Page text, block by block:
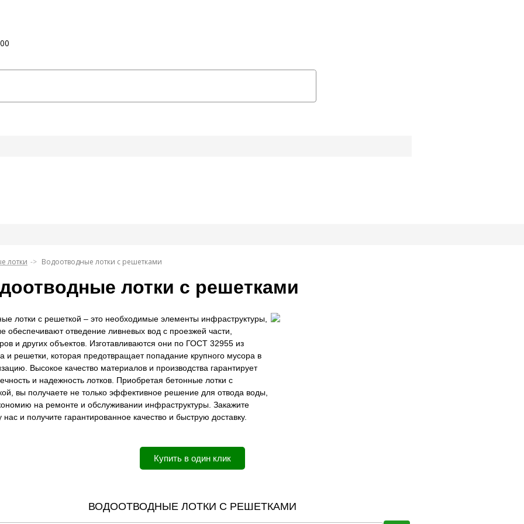
лотки Водоотводные лотки с решетками
лотки с решетками
лотки с решеткой – это необходимые элементы инфраструктуры,
обеспечивают отведение ливневых вод с проезжей части,
и других объектов. Изготавливаются они по ГОСТ 32955 из
и решетки, которая предотвращает попадание крупного мусора в
Высокое качество материалов и производства гарантирует
и надежность лотков. Приобретая бетонные лотки с
вы получаете не только эффективное решение для отвода воды,
на ремонте и обслуживании инфраструктуры. Закажите
нас и получите гарантированное качество и быструю доставку.
Купить в один клик
ВОДООТВОДНЫЕ ЛОТКИ С РЕШЕТКАМИ